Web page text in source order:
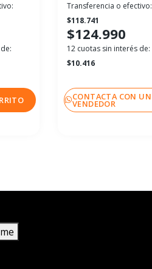
Transferencia o efectivo:
$118.741
$124.990
12 cuotas sin interés de:
$10.416
CONTACTA CON UN
VENDEDOR